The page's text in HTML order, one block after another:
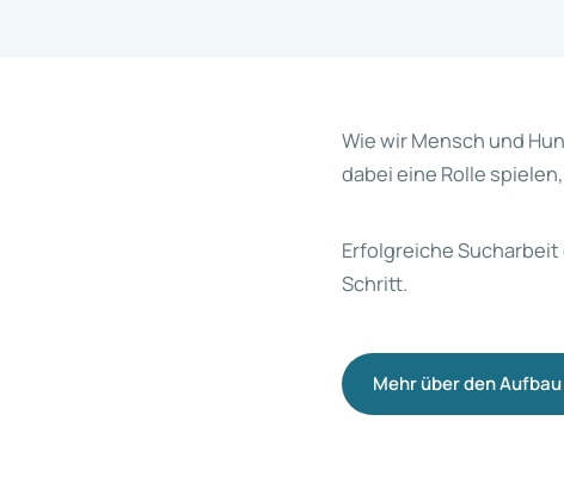
Wie wir Mensch und
dabei eine Rolle
Erfolgreiche
Schritt.
Mehr über den